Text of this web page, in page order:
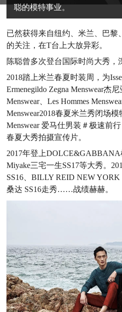
聪的模特事业。
已然获得来自纽约、米兰、巴黎
的关注，在T台上大放异彩。
陈聪曾多次登台国际时尚大秀，
2018踏上米兰春夏时装周，为
Ermenegildo Zegna Menswear杰
Menswear、Les Hommes
Menswear2018春夏米兰秀闭场模
Menswear 爱马仕男装＃极速前
春夏大秀拍摄宣传片。
2017年登上DOLCE&GABBANA
Miyake三宅一生SS17等大秀。
SS16、BILLY REID NEW YORK
桑达 SS16走秀……战绩赫赫。